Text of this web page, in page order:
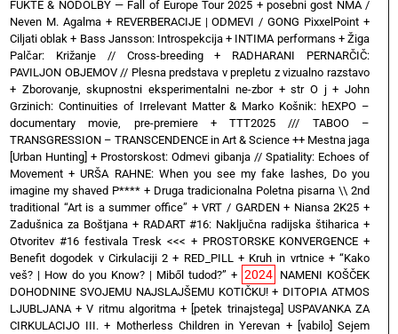
FUKTE & NODOLBY — Fall of Europe Tour 2025 + posebni gost NMA /
Neven M. Agalma+ REVERBERACIJE | ODMEVI / GONG PixxelPoint +
Ciljati oblak + Bass Jansson: Introspekcija + INTIMA performans +Žiga
Palčar: Križanje // Cross-breeding+ RADHARANI PERNARČIČ:
PAVILJON OBJEMOV // Plesna predstava v prepletu z vizualno razstavo
+ Zborovanje, skupnostni eksperimentalni ne-zbor+str O j+John
Grzinich: Continuities of Irrelevant Matter & Marko Košnik: hEXPO –
documentary movie, pre-premiere+TTT2025 /// TABOO –
TRANSGRESSION – TRANSCENDENCE in Art & Science ++ Mestna jaga
[Urban Hunting] + Prostorskost: Odmevi gibanja // Spatiality: Echoes of
Movement +URŠA RAHNE: When you see my fake lashes, Do you
imagine my shaved P**** + Druga tradicionalna Poletna pisarna \\ 2nd
traditional “Art is a summer office” +VRT / GARDEN+ Niansa 2K25 +
Zadušnica za Boštjana+ RADART #16: Naključna radijska štiharica +
Otvoritev #16 festivala Tresk <<< + PROSTORSKE KONVERGENCE +
Benefit dogodek v Cirkulaciji 2 + RED_PILL + Kruh in vrtnice+ “Kako
veš? | How do you Know? | Miből tudod?” + 2024 NAMENI KOŠČEK
DOHODNINE SVOJEMU NAJSLAJŠEMU KOTIČKU!+ DITOPIA ATMOS
LJUBLJANA +V ritmu algoritma+ [petek trinajstega] USPAVANKA ZA
CIRKULACIJO III. + Motherless Children in Yerevan + [vabilo] Sejem